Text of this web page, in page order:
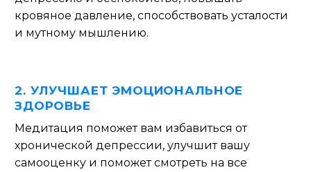
кровяное давление, способствовать усталости
и мутному мышлению.
2. УЛУЧШАЕТ ЭМОЦИОНАЛЬНОЕ
ЗДОРОВЬЕ
Медитация поможет вам избавиться от
хронической депрессии, улучшит вашу
самооценку и поможет смотреть на все